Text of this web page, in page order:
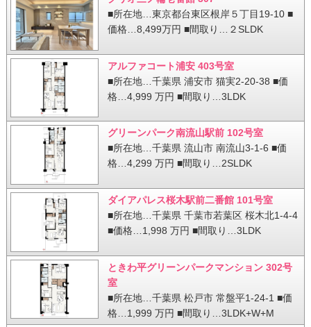
■所在地…東京都台東区根岸５丁目19-10 ■
価格…8,499万円 ■間取り…２SLDK
アルファコート浦安 403号室
■所在地…千葉県 浦安市 猫実2-20-38 ■価
格…4,999 万円 ■間取り…3LDK
グリーンパーク南流山駅前 102号室
■所在地…千葉県 流山市 南流山3-1-6 ■価
格…4,299 万円 ■間取り…2SLDK
ダイアパレス桜木駅前二番館 101号室
■所在地…千葉県 千葉市若葉区 桜木北1-4-4
■価格…1,998 万円 ■間取り…3LDK
ときわ平グリーンパークマンション 302号
室
■所在地…千葉県 松戸市 常盤平1-24-1 ■価
格…1,999 万円 ■間取り…3LDK+W+M